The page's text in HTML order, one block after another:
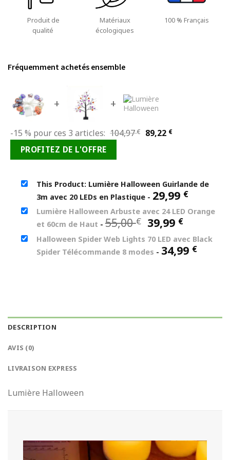
Produit de
qualité
Matériaux
écologiques
100 % Français
Fréquemment achetés ensemble
+ +
-15 % pour ces 3 articles: 104,97€
Le
104,97 €.
89,22 €Le
89,22 €.
PROFITEZ DE L'OFFRE
This Product: Lumière Halloween Guirlande de
3m avec 20 LEDs en Plastique - 29,99 €
Lumière Halloween Arbuste avec 24 LED Orange
et 60cm de Haut -55,00€ Le
prix
initial
était :
39,99 €Le
prix
actuel
est :
Halloween Spider Web Lights 70 LED avec Black
Spider Télécommande 8 modes - 34,99 €
DESCRIPTION
AVIS (0)
LIVRAISON EXPRESS
Lumière Halloween